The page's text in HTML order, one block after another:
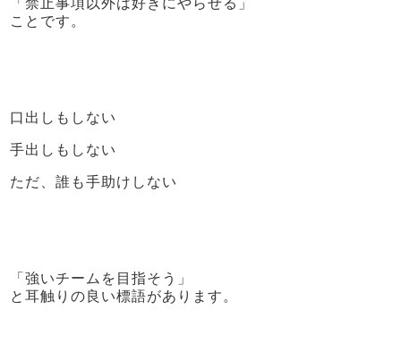
ことです。
口出しもしない
手出しもしない
ただ、誰も手助けしない
「強いチームを目指そう」
と耳触りの良い標語があります。